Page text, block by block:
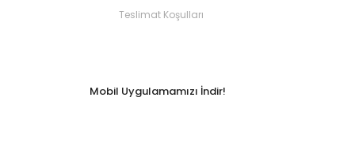
Teslimat Koşulları
Mobil Uygulamamızı İndir!